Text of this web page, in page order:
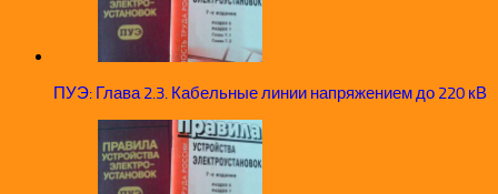
ПУЭ: Глава 2.3. Кабельные линии напряжением до 220 кВ